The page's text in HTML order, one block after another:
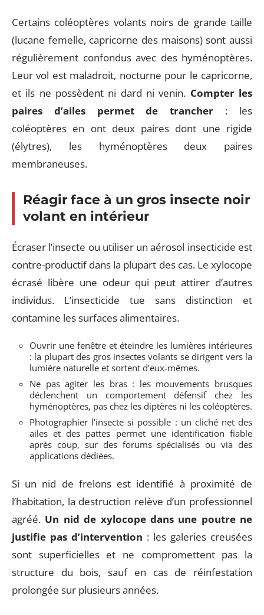
Certains coléoptères volants noirs de grande taille
(lucane femelle, capricorne des maisons) sont aussi
régulièrement confondus avec des hyménoptères.
Leur vol est maladroit, nocturne pour le capricorne,
et ils ne possèdent ni dard ni venin. Compter les
paires d’ailes permet de trancher : les
coléoptères en ont deux paires dont une rigide
(élytres), les hyménoptères deux paires
membraneuses.
Réagir face à un gros insecte noir
volant en intérieur
Écraser l’insecte ou utiliser un aérosol insecticide est
contre-productif dans la plupart des cas. Le xylocope
écrasé libère une odeur qui peut attirer d’autres
individus. L’insecticide tue sans distinction et
contamine les surfaces alimentaires.
Ouvrir une fenêtre et éteindre les lumières intérieures
: la plupart des gros insectes volants se dirigent vers la
lumière naturelle et sortent d’eux-mêmes.
Ne pas agiter les bras : les mouvements brusques
déclenchent un comportement défensif chez les
hyménoptères, pas chez les diptères ni les coléoptères.
Photographier l’insecte si possible : un cliché net des
ailes et des pattes permet une identification fiable
après coup, sur des forums spécialisés ou via des
applications dédiées.
Si un nid de frelons est identifié à proximité de
l’habitation, la destruction relève d’un professionnel
agréé. Un nid de xylocope dans une poutre ne
justifie pas d’intervention : les galeries creusées
sont superficielles et ne compromettent pas la
structure du bois, sauf en cas de réinfestation
prolongée sur plusieurs années.